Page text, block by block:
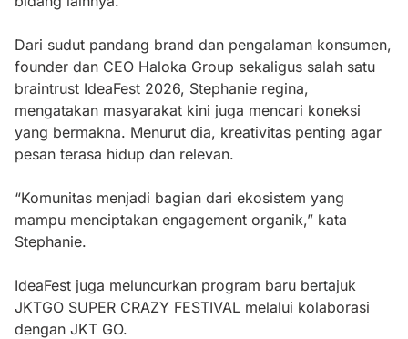
Dari sudut pandang brand dan pengalaman konsumen,
founder dan CEO Haloka Group sekaligus salah satu
braintrust IdeaFest 2026, Stephanie regina,
mengatakan masyarakat kini juga mencari koneksi
yang bermakna. Menurut dia, kreativitas penting agar
pesan terasa hidup dan relevan.
“Komunitas menjadi bagian dari ekosistem yang
mampu menciptakan engagement organik,” kata
Stephanie.
IdeaFest juga meluncurkan program baru bertajuk
JKTGO SUPER CRAZY FESTIVAL melalui kolaborasi
dengan JKT GO.